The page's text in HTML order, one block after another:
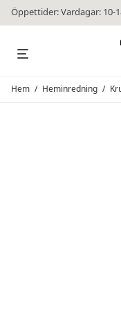
Öppettider: Vardagar: 10-
Hem / Heminredning /